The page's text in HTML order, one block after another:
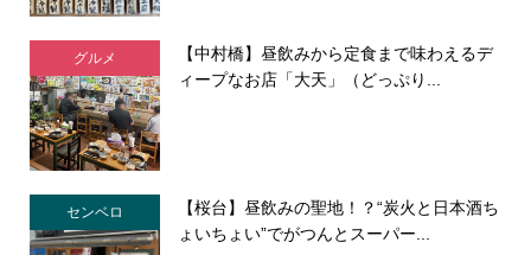
グルメ
【中村橋】昼飲みから定食まで味わえるデ
ィープなお店「大天」（どっぷり...
センベロ
【桜台】昼飲みの聖地！？“炭火と日本酒ち
ょいちょい”でがつんとスーパー...